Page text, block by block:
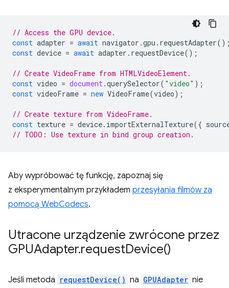
// Access the GPU device.
const adapter = await navigator .gpu . requestAdapter
const device = await adapter . requestDevice();
// Create VideoFrame from HTMLVideoElement.
const video = document.querySelector( "video" );
const videoFrame = new VideoFrame(video);
// Create texture from VideoFrame.
const texture = device. importExternalTexture({
// TODO: Use texture in bind group creation.
Aby wypróbować tę funkcję, zapoznaj się
z eksperymentalnym przykładem przesyłania filmów za
pomocą WebCodecs.
Utracone urządzenie zwrócone przez
GPUAdapter.requestDevice()
Jeśli metoda requestDevice() na GPUAdapter nie